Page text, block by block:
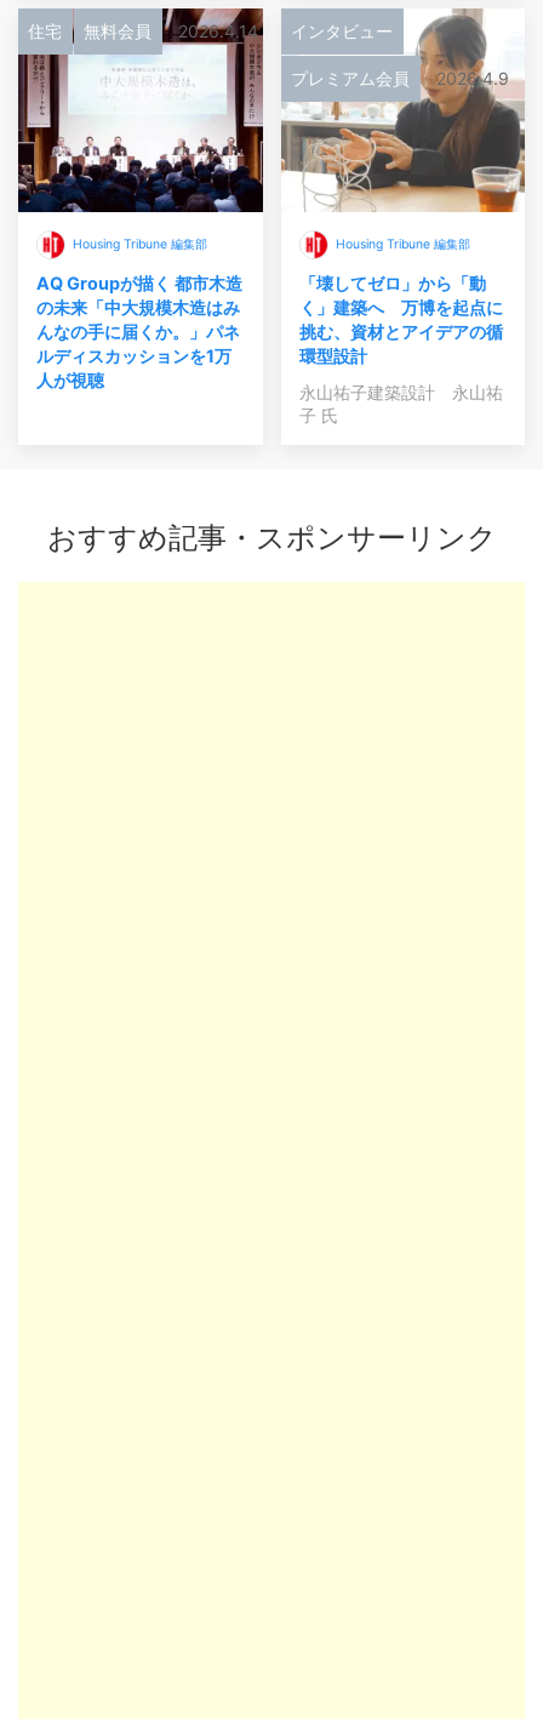
住宅 無料会員 2026.4.14
Housing Tribune 編集部
AQ Groupが描く 都市木造
の未来「中大規模木造はみ
んなの手に届くか。」パネ
ルディスカッションを1万
人が視聴
インタビュー
プレミアム会員 2026.4.9
Housing Tribune 編集部
「壊してゼロ」から「動
く」建築へ 万博を起点に
挑む、資材とアイデアの循
環型設計
永山祐子建築設計 永山祐
子 氏
おすすめ記事・スポンサーリンク